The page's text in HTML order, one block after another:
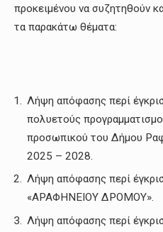
προκειμένου να συζητηθούν
τα παρακάτω θέματα:
Λήψη απόφασης περί
πολυετούς
προσωπικού του Δήμου
2025 – 2028.
Λήψη απόφασης περί
«ΑΡΑΦΗΝΕΙΟΥ ΔΡΟΜΟΥ».
Λήψη απόφασης περί